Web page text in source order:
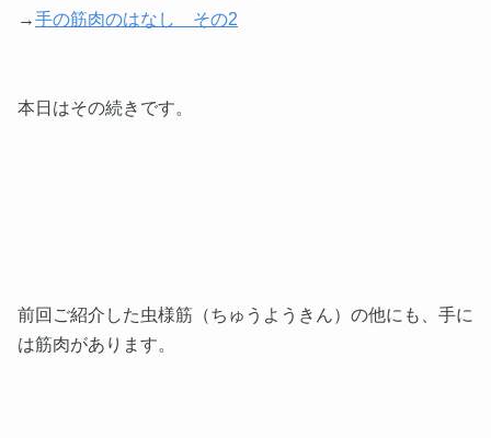
→手の筋肉のはなし その2
本日はその続きです。
前回ご紹介した虫様筋（ちゅうようきん）の他にも、手に
は筋肉があります。